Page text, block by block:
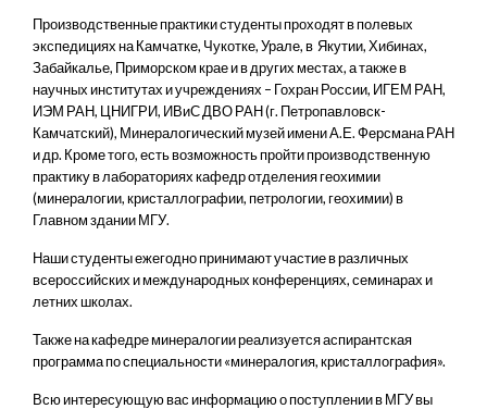
Производственные практики студенты проходят в полевых
экспедициях на Камчатке, Чукотке, Урале, в Якутии, Хибинах,
Забайкалье, Приморском крае и в других местах, а также в
научных институтах и учреждениях – Гохран России, ИГЕМ РАН,
ИЭМ РАН, ЦНИГРИ, ИВиС ДВО РАН (г. Петропавловск-
Камчатский), Минералогический музей имени А.Е. Ферсмана РАН
и др. Кроме того, есть возможность пройти производственную
практику в лабораториях кафедр отделения геохимии
(минералогии, кристаллографии, петрологии, геохимии) в
Главном здании МГУ.
Наши студенты ежегодно принимают участие в различных
всероссийских и международных конференциях, семинарах и
летних школах.
Также на кафедре минералогии реализуется аспирантская
программа по специальности «минералогия, кристаллография».
Всю интересующую вас информацию о поступлении в МГУ вы